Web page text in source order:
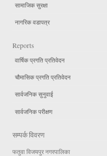
सामाजिक सुरक्षा
नागरिक वडापत्र
Reports
वार्षिक प्रगति प्रतिवेदन
चौमासिक प्रगति प्रतिवेदन
सार्वजनिक सुनुवाई
सार्वजनिक परीक्षण
सम्पर्क विवरण
फतुवा विजयपुर नगरपालिका